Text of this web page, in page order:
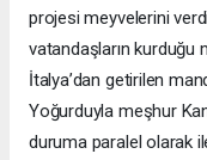
projesi meyvelerini
vatandaşların kurduğu
İtalya’dan getirilen
Yoğurduyla meşhur
duruma paralel olarak